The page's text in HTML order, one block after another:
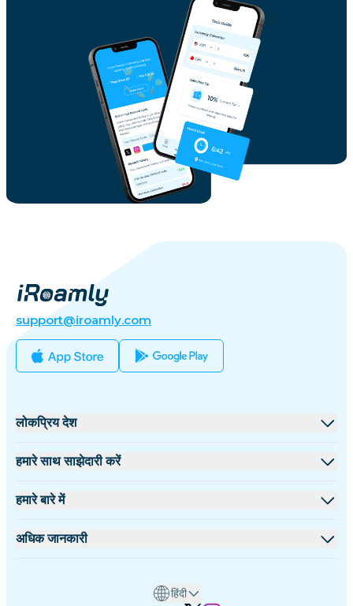
support@iroamly.com
लोकप्रिय देश
संयुक्त राज्य
फ्रांस
हमारे साथ साझेदारी करें
थोक मंच
हमारे बारे में
iRoamly के बारे में
अधिक जानकारी
हिंदी